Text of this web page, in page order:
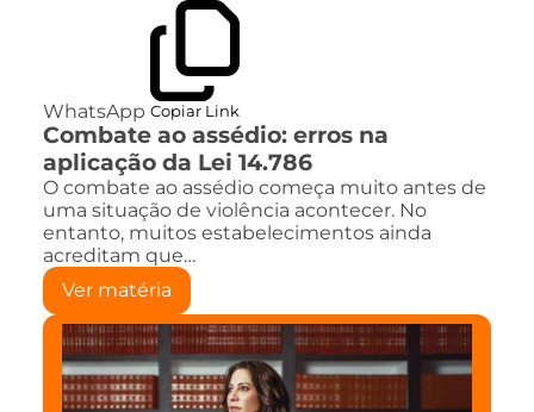
WhatsApp Copiar Link
Combate ao assédio: erros na
aplicação da Lei 14.786
O combate ao assédio começa muito antes de
uma situação de violência acontecer. No
entanto, muitos estabelecimentos ainda
acreditam que…
Ver matéria